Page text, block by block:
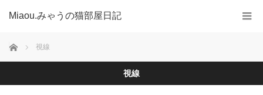
Miaou.みゃうの猫部屋日記
ホーム 視線
視線